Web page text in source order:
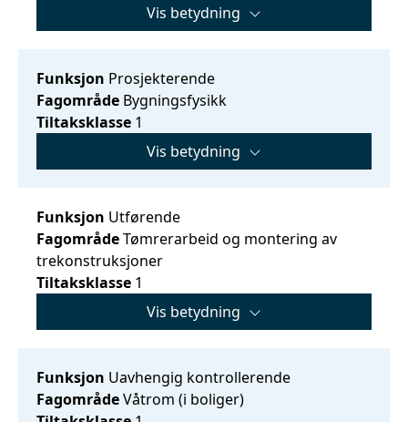
Vis betydning
Funksjon Prosjekterende
Fagområde Bygningsfysikk
Tiltaksklasse 1
Vis betydning
Funksjon Utførende
FagområdeTømrerarbeid og montering av
trekonstruksjoner
Tiltaksklasse 1
Vis betydning
Funksjon Uavhengig kontrollerende
FagområdeVåtrom (i boliger)